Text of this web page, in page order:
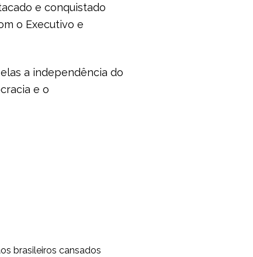
e conquistado
o Executivo e
a independência do
e o
brasileiros cansados